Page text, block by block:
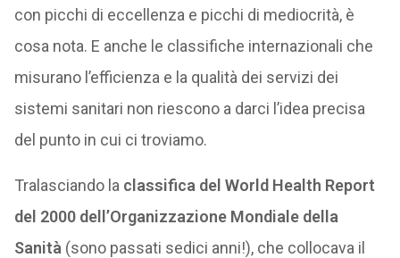
con picchi di eccellenza e picchi di mediocrità, è
cosa nota. E anche le classifiche internazionali che
misurano l’efficienza e la qualità dei servizi dei
sistemi sanitari non riescono a darci l’idea precisa
del punto in cui ci troviamo.
Tralasciando la classifica del World Health Report
del 2000 dell’Organizzazione Mondiale della
Sanità (sono passati sedici anni!), che collocava il